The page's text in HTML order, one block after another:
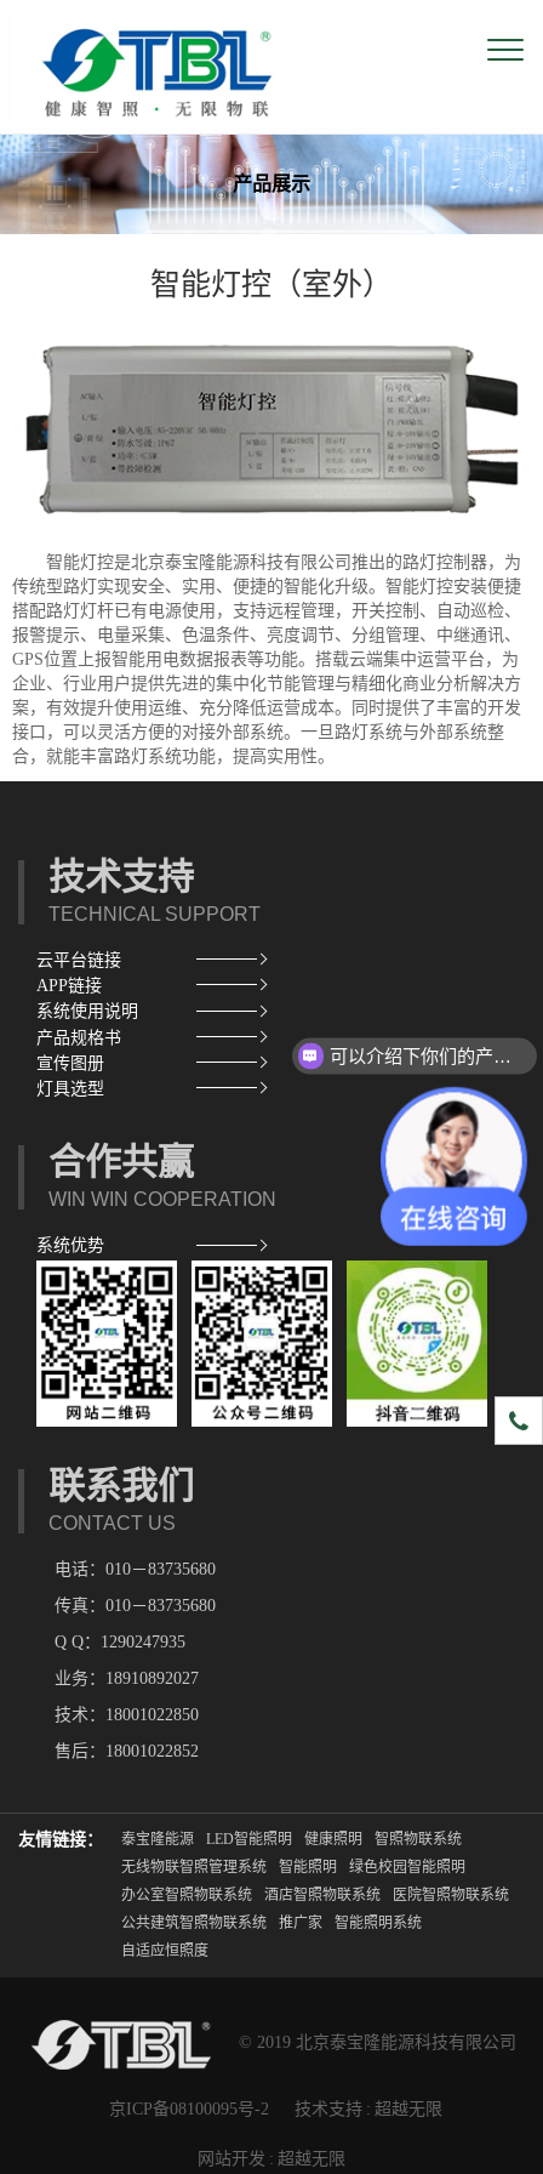
产品展示
智能灯控（室外）
智能灯控是北京泰宝隆能源科技有限公司推出的路灯控制器，为
传统型路灯实现安全、实用、便捷的智能化升级。智能灯控安装便捷
搭配路灯灯杆已有电源使用，支持远程管理，开关控制、自动巡检、
报警提示、电量采集、色温条件、亮度调节、分组管理、中继通讯、
GPS位置上报智能用电数据报表等功能。搭载云端集中运营平台，为
企业、行业用户提供先进的集中化节能管理与精细化商业分析解决方
案，有效提升使用运维、充分降低运营成本。同时提供了丰富的开发
接口，可以灵活方便的对接外部系统。一旦路灯系统与外部系统整
合，就能丰富路灯系统功能，提高实用性。
技术支持
TECHNICAL SUPPORT
云平台链接
APP链接
系统使用说明
产品规格书
宣传图册
灯具选型
合作共赢
WIN WIN COOPERATION
系统优势
联系我们
CONTACT US
电话：010－83735680
传真：010－83735680
Q Q：1290247935
业务：18910892027
技术：18001022850
售后：18001022852
友情链接： 泰宝隆能源 LED智能照明 健康照明
智照物联系统
无线物联智照管理系统
智能照明
绿色校园智能照明
办公室智照物联系统
酒店智照物联系统
医院智照物联系统
公共建筑智照物联系统
推广家
智能照明系统
自适应恒照度
© 2019 北京泰宝隆能源科技有限公司
京ICP备08100095号-2 技术支持 : 超越无限
网站开发 : 超越无限
可以介绍下你们的产品么？